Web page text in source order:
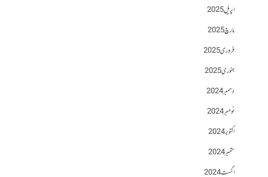
اپریل 2025
مارچ 2025
فروری 2025
جنوری 2025
دسمبر 2024
نومبر 2024
اکتوبر 2024
ستمبر 2024
اگست 2024